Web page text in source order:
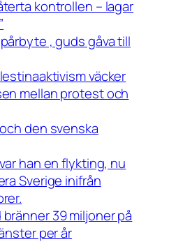
kontrollen – lagar
, guds gåva till
väcker
mellan protest och
den svenska
han en flykting, nu
Sverige inifrån
39 miljoner på
per år